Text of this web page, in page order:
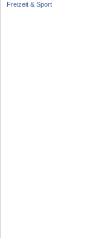
Freizeit & Sport